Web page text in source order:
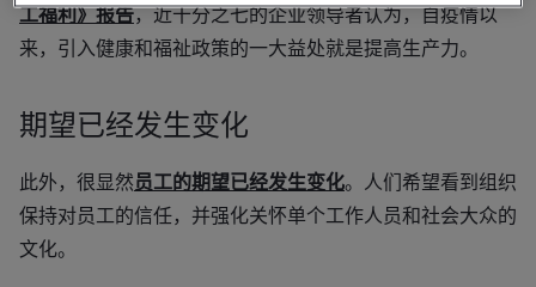
工福利》报告，近十分之七的企业领导者认为，自疫情以
来，引入健康和福祉政策的一大益处就是提高生产力。
期望已经发生变化
此外，很显然员工的期望已经发生变化。人们希望看到组织
保持对员工的信任，并强化关怀单个工作人员和社会大众的
文化。